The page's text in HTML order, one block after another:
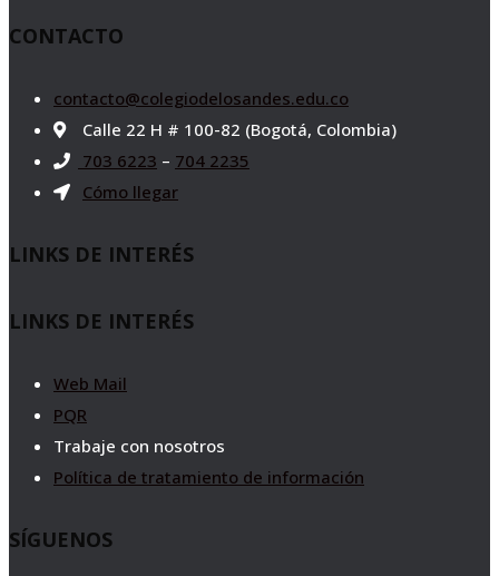
CONTACTO
contacto@colegiodelosandes.edu.co
Calle 22 H # 100-82 (Bogotá, Colombia)
703 6223 – 704 2235
Cómo llegar
LINKS DE INTERÉS
LINKS DE INTERÉS
Web Mail
PQR
Trabaje con nosotros
Política de tratamiento de información
SÍGUENOS